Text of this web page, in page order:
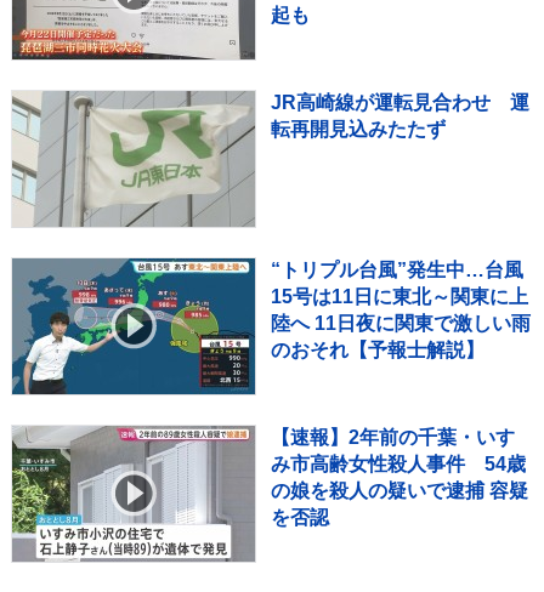
起も
JR高崎線が運転見合わせ 運
転再開見込みたたず
“トリプル台風”発生中…台風
15号は11日に東北～関東に上
陸へ 11日夜に関東で激しい雨
のおそれ【予報士解説】
【速報】2年前の千葉・いす
み市高齢女性殺人事件 54歳
の娘を殺人の疑いで逮捕 容疑
を否認